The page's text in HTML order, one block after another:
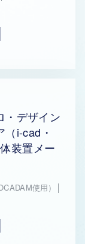
デザイン
i-cad・
装置メー
使用）│